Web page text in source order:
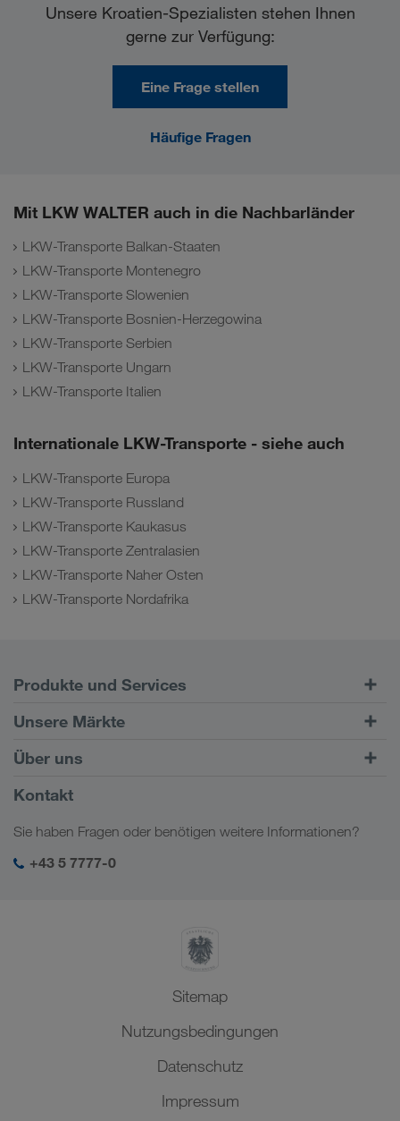
Unsere Kroatien-Spezialisten stehen Ihnen
gerne zur Verfügung:
Eine Frage stellen
Häufige Fragen
Mit LKW WALTER auch in die Nachbarländer
LKW-Transporte Balkan-Staaten
LKW-Transporte Montenegro
LKW-Transporte Slowenien
LKW-Transporte Bosnien-Herzegowina
LKW-Transporte Serbien
LKW-Transporte Ungarn
LKW-Transporte Italien
Internationale LKW-Transporte - siehe auch
LKW-Transporte Europa
LKW-Transporte Russland
LKW-Transporte Kaukasus
LKW-Transporte Zentralasien
LKW-Transporte Naher Osten
LKW-Transporte Nordafrika
Produkte und Services
Straßentransporte
Kundenportal CONNECT
Digitale Lösungen
Branchenlösungen
Unsere Märkte
Europa
Kaukasus
Zentralasien
Naher Osten
Über uns
Firmeninformation
Soziale Verantwortung
SHEQ-Management
Kontakt
Sie haben Fragen oder benötigen weitere Informationen?
+43 5 7777-0
Sitemap
Nutzungsbedingungen
Datenschutz
Impressum